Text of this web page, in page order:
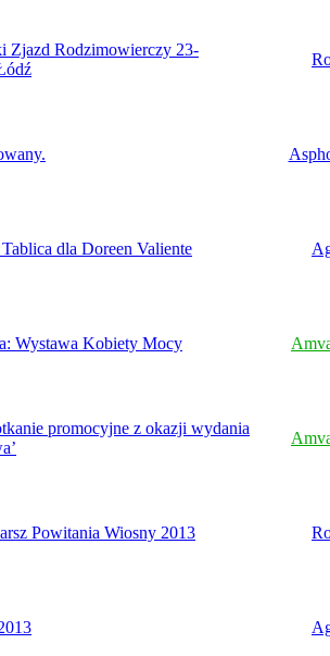
Zjazd Rodzimowierczy 23-
dla Doreen Valiente
Wystawa Kobiety Mocy
promocyjne z okazji wydania
Powitania Wiosny 2013